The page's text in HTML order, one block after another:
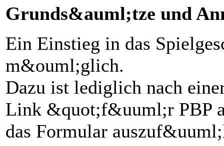
Grunds&auml;tze und
Ein Einstieg in das
m&ouml;glich.
Dazu ist lediglich nach
Link &quot;f&uuml;r PBP
das Formular